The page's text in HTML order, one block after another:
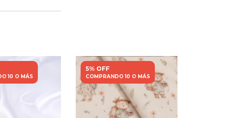
10 O MÁS
5% OFF
COMPRANDO 10 O MÁS